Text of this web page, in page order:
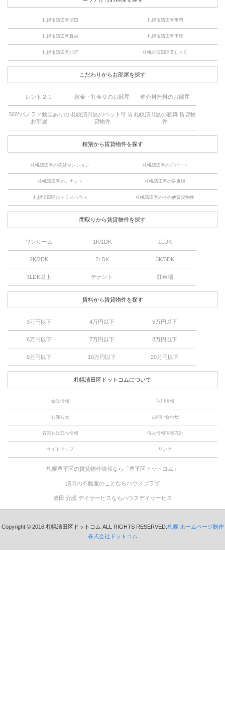
札幌市清田区清田 札幌市清田区平岡
札幌市清田区真栄 札幌市清田区里塚
札幌市清田区北野 札幌市清田区美しヶ丘
こだわりからお部屋を探す
レント２１ 敷金・礼金０のお部屋 仲介料無料のお部屋
360°パノラマ動画ありの
お部屋
札幌清田区のペット可 賃
貸物件
札幌清田区の新築 賃貸物
件
種別から賃貸物件を探す
札幌清田区の賃貸マンション 札幌清田区のアパート
札幌清田区のテナント 札幌清田区の駐車場
札幌清田区のテラスハウス 札幌清田区のその他賃貸物件
間取りから賃貸物件を探す
ワンルーム 1K/1DK 1LDK
2K/2DK 2LDK 3K/3DK
3LDK以上 テナント 駐車場
賃料から賃貸物件を探す
3万円以下 4万円以下 5万円以下
6万円以下 7万円以下 8万円以下
9万円以下 10万円以下 20万円以下
札幌清田区ドットコムについて
会社情報 採用情報
お知らせ お問い合わせ
賃貸お役立ち情報 個人情報保護方針
サイトマップ リンク
札幌豊平区の賃貸物件情報なら「豊平区ドットコム」
清田の不動産のことならハウスプラザ
清田 介護 デイサービスならハウスデイサービス
Copyright © 2016 札幌清田区ドットコム ALL RIGHTS RESERVED. 札幌 ホームページ制作
株式会社ドットコム